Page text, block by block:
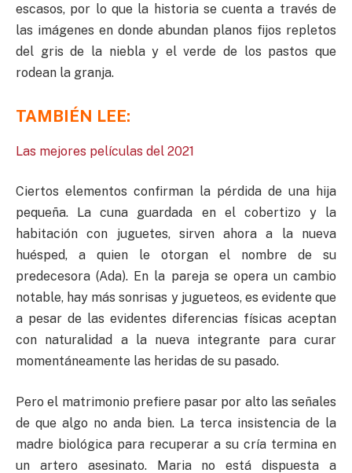
escasos, por lo que la historia se cuenta a través de
las imágenes en donde abundan planos fijos repletos
del gris de la niebla y el verde de los pastos que
rodean la granja.
TAMBIÉN LEE:
Las mejores películas del 2021
Ciertos elementos confirman la pérdida de una hija
pequeña. La cuna guardada en el cobertizo y la
habitación con juguetes, sirven ahora a la nueva
huésped, a quien le otorgan el nombre de su
predecesora (Ada). En la pareja se opera un cambio
notable, hay más sonrisas y jugueteos, es evidente que
a pesar de las evidentes diferencias físicas aceptan
con naturalidad a la nueva integrante para curar
momentáneamente las heridas de su pasado.
Pero el matrimonio prefiere pasar por alto las señales
de que algo no anda bien. La terca insistencia de la
madre biológica para recuperar a su cría termina en
un artero asesinato. Maria no está dispuesta a